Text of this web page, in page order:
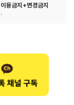
용금지+변경금지